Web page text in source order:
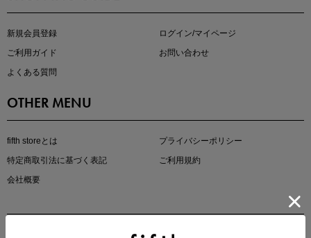
大人の着映えアイテム5選
マストバイアイテム
新規会員登録
ログイン/マイページ
ご利用ガイド
お問い合わせ
よくある質問
OTHER MENU
fifth storeとは
プライバシーポリシー
特定商取引法に基づく表記
ご利用規約
会社概要